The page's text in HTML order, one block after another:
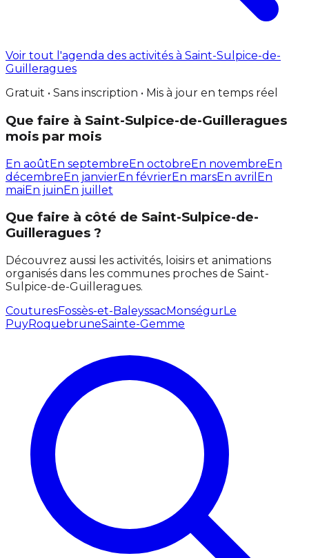
Voir tout l'agenda des activités à Saint-Sulpice-de-
Guilleragues
Gratuit • Sans inscription • Mis à jour en temps réel
Que faire à Saint-Sulpice-de-Guilleragues
mois par mois
En aoûtEn septembreEn octobreEn novembreEn
décembreEn janvierEn févrierEn marsEn avril En
maiEn juinEn juillet
Que faire à côté de Saint-Sulpice-de-
Guilleragues ?
Découvrez aussi les activités, loisirs et animations
organisés dans les communes proches de Saint-
Sulpice-de-Guilleragues.
CouturesFossès-et-BaleyssacMonségurLe
PuyRoquebruneSainte-Gemme